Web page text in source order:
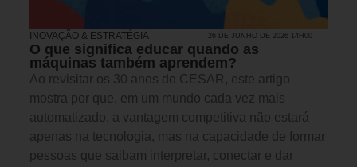
INOVAÇÃO & ESTRATÉGIA 26 DE JUNHO DE 2026 14H00
O que significa educar quando as
máquinas também aprendem?
Ao revisitar os 30 anos do CESAR, este artigo
mostra por que, em um mundo cada vez mais
automatizado, a vantagem competitiva não estará
apenas na tecnologia, mas na capacidade de formar
pessoas que saibam interpretar, conectar e dar